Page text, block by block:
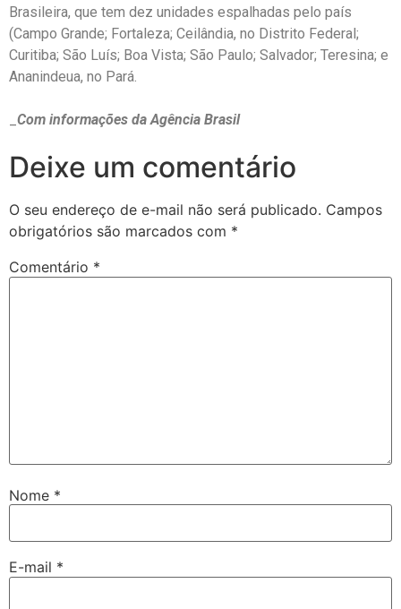
Brasileira, que tem dez unidades espalhadas pelo país
(Campo Grande; Fortaleza; Ceilândia, no Distrito Federal;
Curitiba; São Luís; Boa Vista; São Paulo; Salvador; Teresina; e
Ananindeua, no Pará.
Com informações da Agência Brasil
Deixe um comentário
O seu endereço de e-mail não será publicado. Campos
obrigatórios são marcados com *
Comentário *
Nome *
E-mail *